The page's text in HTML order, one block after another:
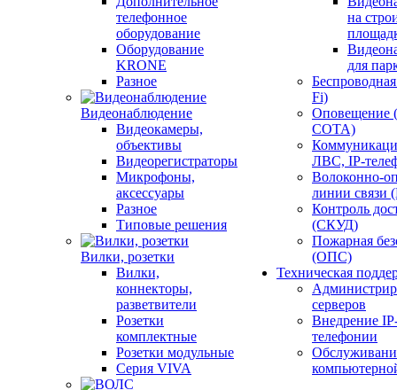
телефонное
оборудование
Оборудование
KRONE
Разное
Видеонаблюдение
Видеокамеры,
объективы
Видеорегистраторы
Микрофоны,
аксессуары
Разное
Типовые решения
Вилки, розетки
Вилки,
коннекторы,
разветвители
Розетки
комплектные
Розетки модульные
Серия VIVA
на
для
Fi)
СОТА)
ЛВС, IP-
Волоконно-
линии
Контроль
(СКУД)
Пожарная
(ОПС)
Техническая
серверов
Внедрение
телефонии